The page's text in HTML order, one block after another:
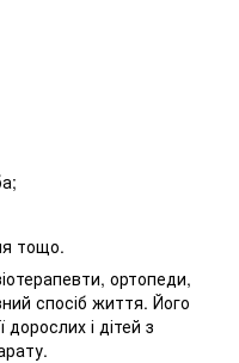
тощо.
ортопеди,
спосіб життя. Його
і дітей з